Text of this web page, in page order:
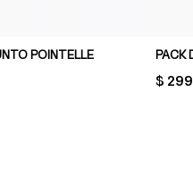
POINTELLE PACK
PRICE:
$ 299